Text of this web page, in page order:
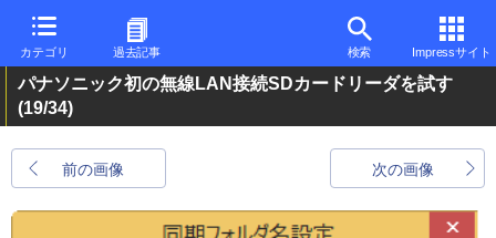
カテゴリ 過去記事 検索 Impressサイト
パナソニック初の無線LAN接続SDカードリーダを試す
(19/34)
前の画像 次の画像